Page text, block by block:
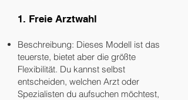
1. Freie Arztwahl
Beschreibung: Dieses Modell ist das
teuerste, bietet aber die größte
Flexibilität. Du kannst selbst
entscheiden, welchen Arzt oder
Spezialisten du aufsuchen möchtest,